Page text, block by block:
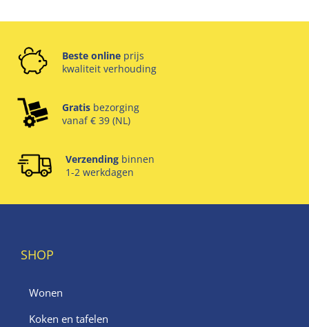
Beste online prijs
kwaliteit verhouding
Gratis bezorging
vanaf € 39 (NL)
Verzending binnen
1-2 werkdagen
SHOP
Wonen
Koken en tafelen